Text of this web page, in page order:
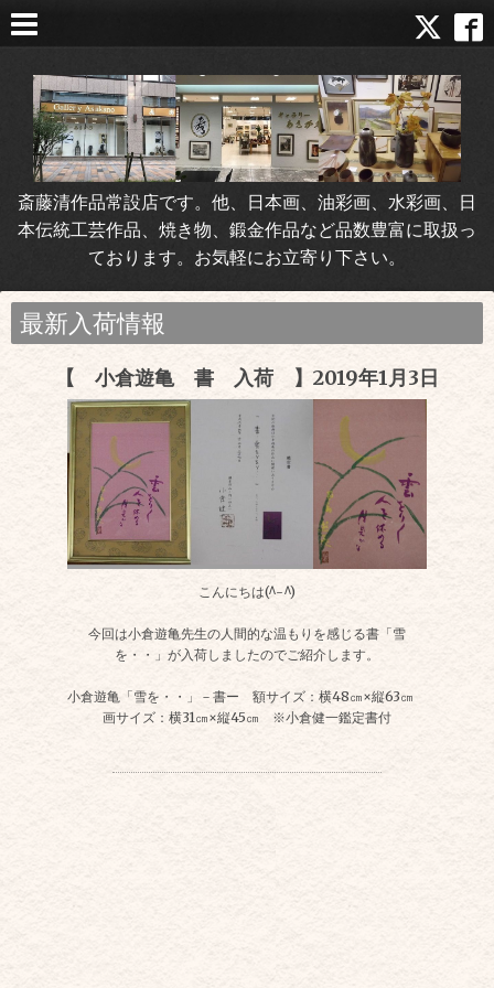
斎藤清作品常設店です。他、日本画、油彩画、水彩画、日
本伝統工芸作品、焼き物、鍛金作品など品数豊富に取扱っ
ております。お気軽にお立寄り下さい。
最新入荷情報
【 小倉遊亀 書 入荷 】2019年1月3日
こんにちは(^-^)
今回は小倉遊亀先生の人間的な温もりを感じる書「雪
を・・」が入荷しましたのでご紹介します。
小倉遊亀「雪を・・」－書ー 額サイズ：横48㎝×縦63㎝
画サイズ：横31㎝×縦45㎝ ※小倉健一鑑定書付